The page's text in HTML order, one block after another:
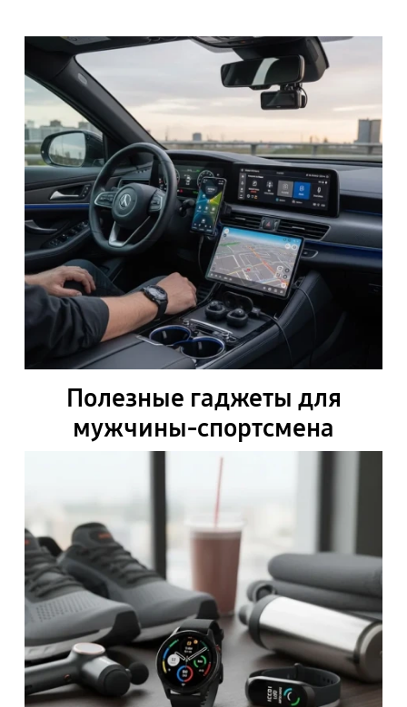
Полезные гаджеты для
мужчины-спортсмена